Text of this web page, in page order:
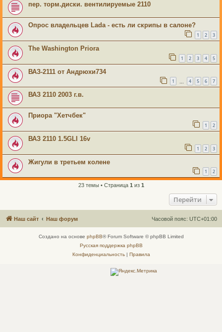
пер. торм.диски. вентилируемые 2110
Опрос владельцев Lada - есть ли скрипы в салоне?
1 2 3
The Washington Priora
1 2 3 4 5
ВАЗ-2111 от Андрюхи734
1 4 5 6 7
ВАЗ 2110 2003 г.в.
Приора "Хетчбек"
1 2
ВАЗ 2110 1.5GLI 16v
1 2 3
Жигули в третьем колене
1 2
23 темы • Страница 1 из 1
Перейти
Наш сайт Наш форум Часовой пояс: UTC+01:00
Создано на основе phpBB® Forum Software © phpBB Limited
Русская поддержка phpBB
Конфиденциальность| Правила